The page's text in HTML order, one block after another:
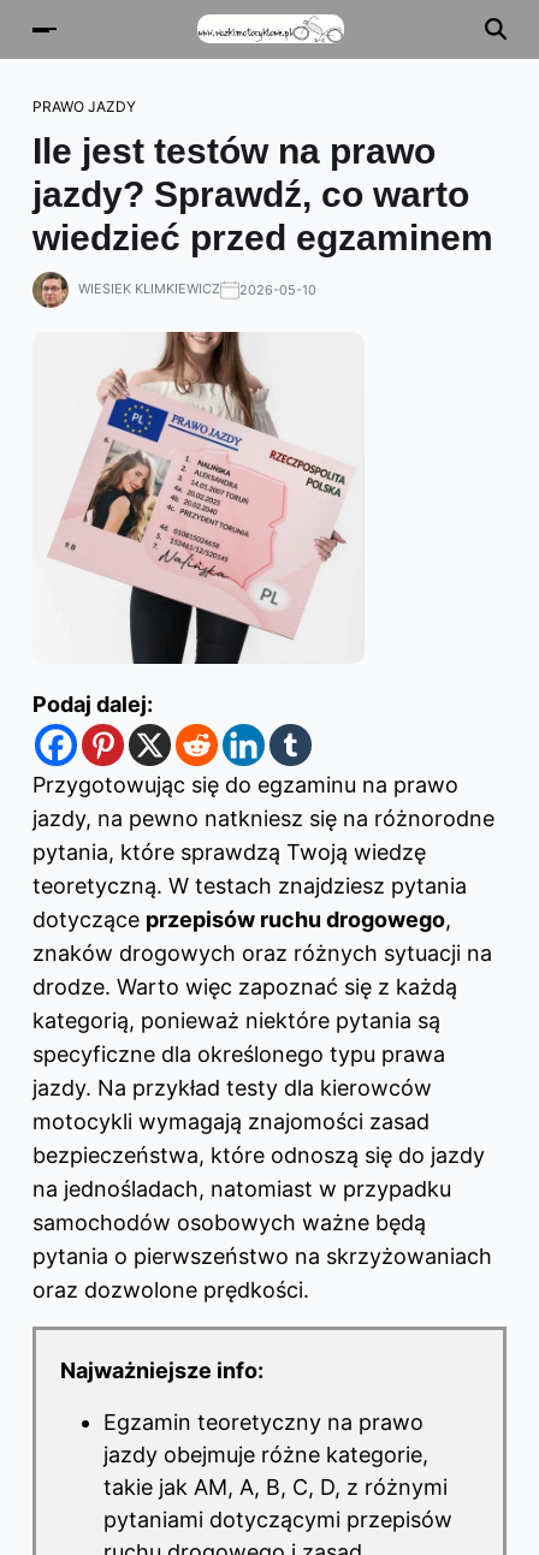
PRAWO JAZDY
Ile jest testów na prawo
jazdy? Sprawdź, co warto
wiedzieć przed egzaminem
WIESIEK KLIMKIEWICZ 2026-05-10
Podaj dalej:
Przygotowując się do egzaminu na prawo
jazdy, na pewno natkniesz się na różnorodne
pytania, które sprawdzą Twoją wiedzę
teoretyczną. W testach znajdziesz pytania
dotyczące przepisów ruchu drogowego,
znaków drogowych oraz różnych sytuacji na
drodze. Warto więc zapoznać się z każdą
kategorią, ponieważ niektóre pytania są
specyficzne dla określonego typu prawa
jazdy. Na przykład testy dla kierowców
motocykli wymagają znajomości zasad
bezpieczeństwa, które odnoszą się do jazdy
na jednośladach, natomiast w przypadku
samochodów osobowych ważne będą
pytania o pierwszeństwo na skrzyżowaniach
oraz dozwolone prędkości.
Najważniejsze info:
Egzamin teoretyczny na prawo
jazdy obejmuje różne kategorie,
takie jak AM, A, B, C, D, z różnymi
pytaniami dotyczącymi przepisów